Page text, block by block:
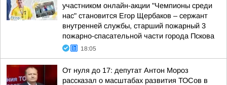
участником онлайн-акции "Чемпионы среди
нас" становится Егор Щербаков – сержант
внутренней службы, старший пожарный 3
пожарно-спасательной части города Пскова
18:05
От нуля до 17: депутат Антон Мороз
рассказал о масштабах развития ТОСов в